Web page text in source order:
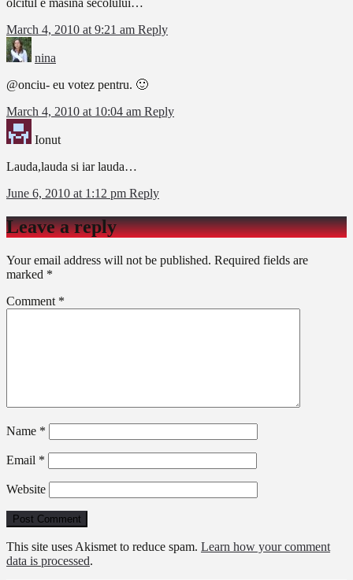
olcitul e masina secolului…
March 4, 2010 at 9:21 am Reply
nina
@onciu- eu votez pentru. 🙂
March 4, 2010 at 10:04 am Reply
Ionut
Lauda,lauda si iar lauda…
June 6, 2010 at 1:12 pm Reply
Leave a reply
Your email address will not be published. Required fields are
marked *
Comment *
Name *
Email *
Website
This site uses Akismet to reduce spam. Learn how your comment
data is processed.